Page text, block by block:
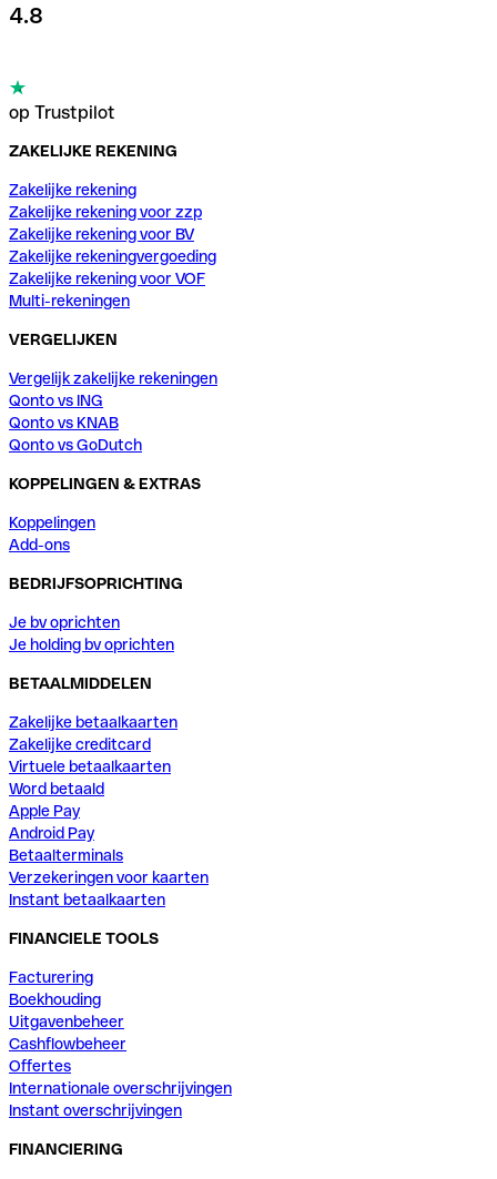
4.8
op Trustpilot
ZAKELIJKE REKENING
Zakelijke rekening
Zakelijke rekening voor zzp
Zakelijke rekening voor BV
Zakelijke rekeningvergoeding
Zakelijke rekening voor VOF
Multi-rekeningen
VERGELIJKEN
Vergelijk zakelijke rekeningen
Qonto vs ING
Qonto vs KNAB
Qonto vs GoDutch
KOPPELINGEN & EXTRAS
Koppelingen
Add-ons
BEDRIJFSOPRICHTING
Je bv oprichten
Je holding bv oprichten
BETAALMIDDELEN
Zakelijke betaalkaarten
Zakelijke creditcard
Virtuele betaalkaarten
Word betaald
Apple Pay
Android Pay
Betaalterminals
Verzekeringen voor kaarten
Instant betaalkaarten
FINANCIELE TOOLS
Facturering
Boekhouding
Uitgavenbeheer
Cashflowbeheer
Offertes
Internationale overschrijvingen
Instant overschrijvingen
FINANCIERING